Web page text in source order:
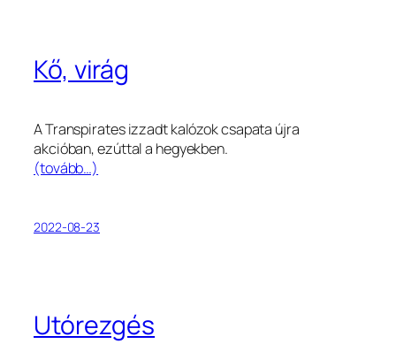
Kő, virág
A Transpirates izzadt kalózok csapata újra
akcióban, ezúttal a hegyekben.
(tovább…)
2022-08-23
Utórezgés